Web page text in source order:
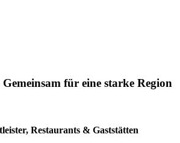
für eine starke Region
Restaurants & Gaststätten